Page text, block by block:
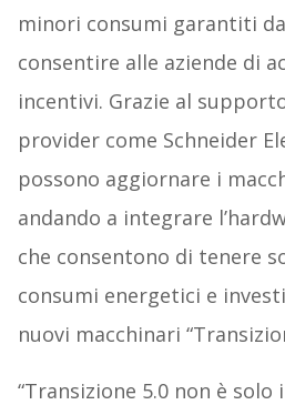
minori consumi garantiti
consentire alle aziende di
incentivi. Grazie al
provider come Schneider
possono aggiornare i
andando a integrare
che consentono di tenere
consumi energetici e
nuovi macchinari
“Transizione 5.0 non è